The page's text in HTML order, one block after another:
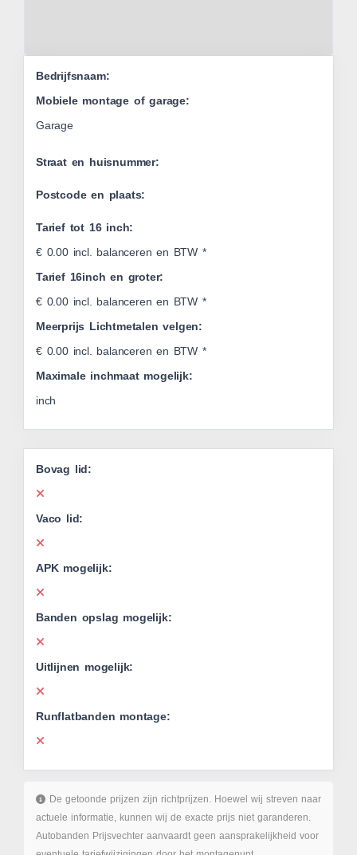
Bedrijfsnaam:
Mobiele montage of garage:
Garage
Straat en huisnummer:
Postcode en plaats:
Tarief tot 16 inch:
€ 0.00 incl. balanceren en BTW *
Tarief 16inch en groter:
€ 0.00 incl. balanceren en BTW *
Meerprijs Lichtmetalen velgen:
€ 0.00 incl. balanceren en BTW *
Maximale inchmaat mogelijk:
inch
Bovag lid:
Vaco lid:
APK mogelijk:
Banden opslag mogelijk:
Uitlijnen mogelijk:
Runflatbanden montage:
De getoonde prijzen zijn richtprijzen. Hoewel wij streven naar
actuele informatie, kunnen wij de exacte prijs niet garanderen.
Autobanden Prijsvechter aanvaardt geen aansprakelijkheid voor